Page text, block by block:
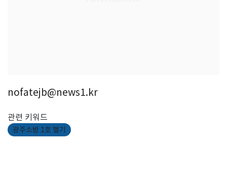
nofatejb@news1.kr
관련 키워드
광주소방 1호 헬기